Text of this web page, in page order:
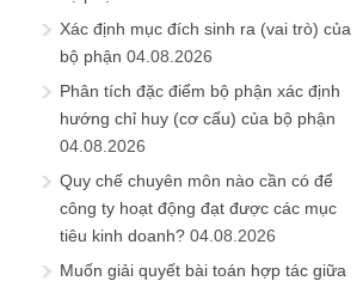
Xác định mục đích sinh ra (vai trò) của
bộ phận 04.08.2026
Phân tích đặc điểm bộ phận xác định
hướng chỉ huy (cơ cấu) của bộ phận
04.08.2026
Quy chế chuyên môn nào cần có để
công ty hoạt động đạt được các mục
tiêu kinh doanh? 04.08.2026
Muốn giải quyết bài toán hợp tác giữa